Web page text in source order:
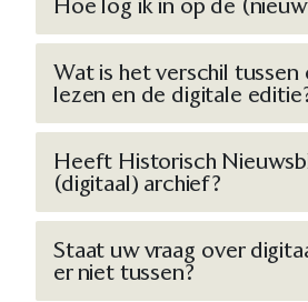
Hoe log ik in op de
Wat is het verschil tussen
lezen en de digitale
Heeft Historisch
(digitaal) archief?
Staat uw vraag over
er niet tussen?